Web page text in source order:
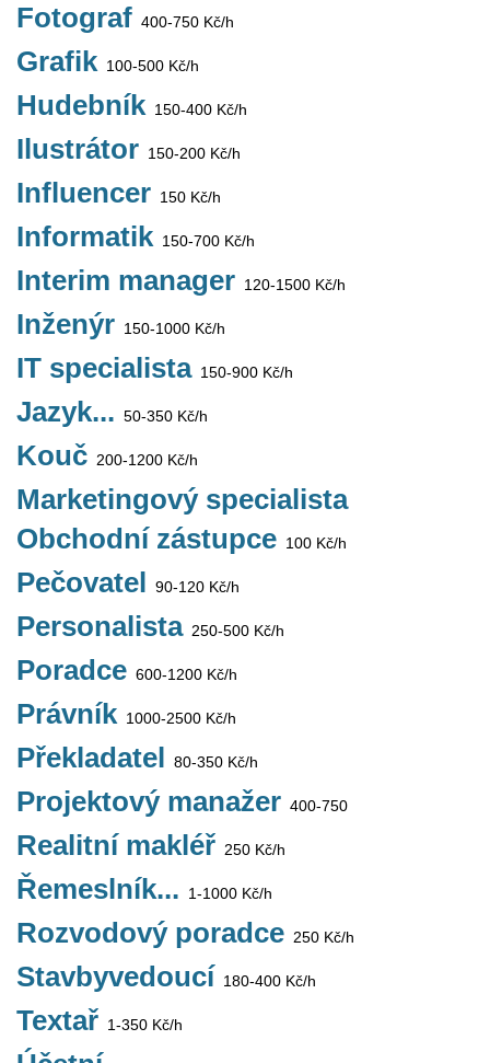
Fotograf 400-750 Kč/h
Grafik 100-500 Kč/h
Hudebník 150-400 Kč/h
Ilustrátor 150-200 Kč/h
Influencer 150 Kč/h
Informatik 150-700 Kč/h
Interim manager 120-1500 Kč/h
Inženýr 150-1000 Kč/h
IT specialista150-900 Kč/h
Jazyk... 50-350 Kč/h
Kouč 200-1200 Kč/h
Marketingový specialista
Obchodní zástupce 100 Kč/h
Pečovatel 90-120 Kč/h
Personalista250-500 Kč/h
Poradce 600-1200 Kč/h
Právník 1000-2500 Kč/h
Překladatel 80-350 Kč/h
Projektový manažer 400-750
Realitní makléř 250 Kč/h
Řemeslník... 1-1000 Kč/h
Rozvodový poradce 250 Kč/h
Stavbyvedoucí 180-400 Kč/h
Textař 1-350 Kč/h